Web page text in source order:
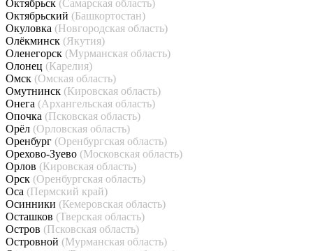
Октябрьск (Самарская область)
Октябрьский (Башкортостан)
Окуловка (Новгородская область)
Олёкминск (Якутия)
Оленегорск (Мурманская область)
Олонец (Карелия)
Омск (Омская область)
Омутнинск (Кировская область)
Онега (Архангельская область)
Опочка (Псковская область)
Орёл (Орловская область)
Оренбург (Оренбургская область)
Орехово-Зуево (Московская область)
Орлов (Кировская область)
Орск (Оренбургская область)
Оса (Пермский край)
Осинники (Кемеровская область)
Осташков (Тверская область)
Остров (Псковская область)
Островной (Мурманская область)